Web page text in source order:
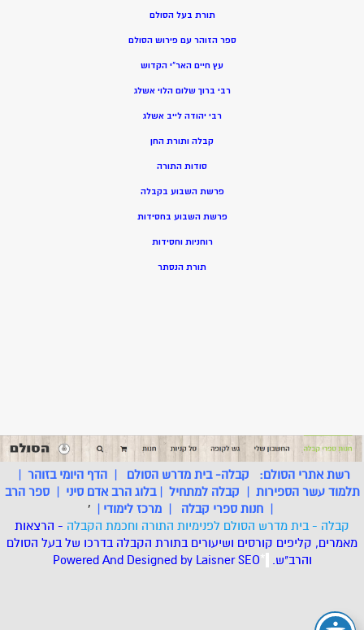
תורת בעל הסולם
ספר הזוהר עם פירוש הסולם
עץ חיים האר”י הקדוש
רבי ברוך שלום הלוי אשלג
רבי יהודה לייב אשלג
קבלה ותורת החן
סודות התורה
פרשת השבוע בקבלה
פרשת השבוע בחסידות
רוחניות וחסידות
תורת הנסתר
רשת אתרי הסולם: קבלה- בית מדרש הסולם |הדף היומי בזוהר |
תלמוד עשר הספירות | קבלה למתחיל |בלוג הרב אדם סיני |ספר הרב
| חנות ספרי קבלה | מרכז לימודי |
'
קבלה - בית מדרש הסולם לפנימיות התורה וחכמת הקבלה - הרצאות
מאמרים, קליפים קורסים ושיעורים בתורת הקבלה בדרכו של בעל הסולם
והרב"ש. *
Powered And Designed by LaisnerSEO